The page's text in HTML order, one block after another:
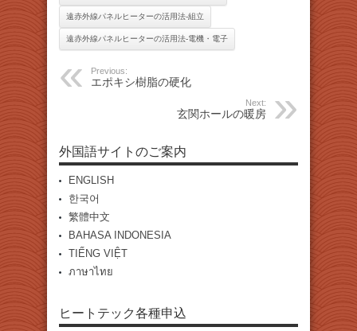
遠赤外線パネルヒーターの活用法-組立
遠赤外線パネルヒーターの活用法-電機・電子
Previous:
エポキシ樹脂の硬化
Next:
玄関ホールの暖房
外国語サイトのご案内
ENGLISH
한국어
繁體中文
BAHASA INDONESIA
TIẾNG VIỆT
ภาษาไทย
ヒートテック各種申込